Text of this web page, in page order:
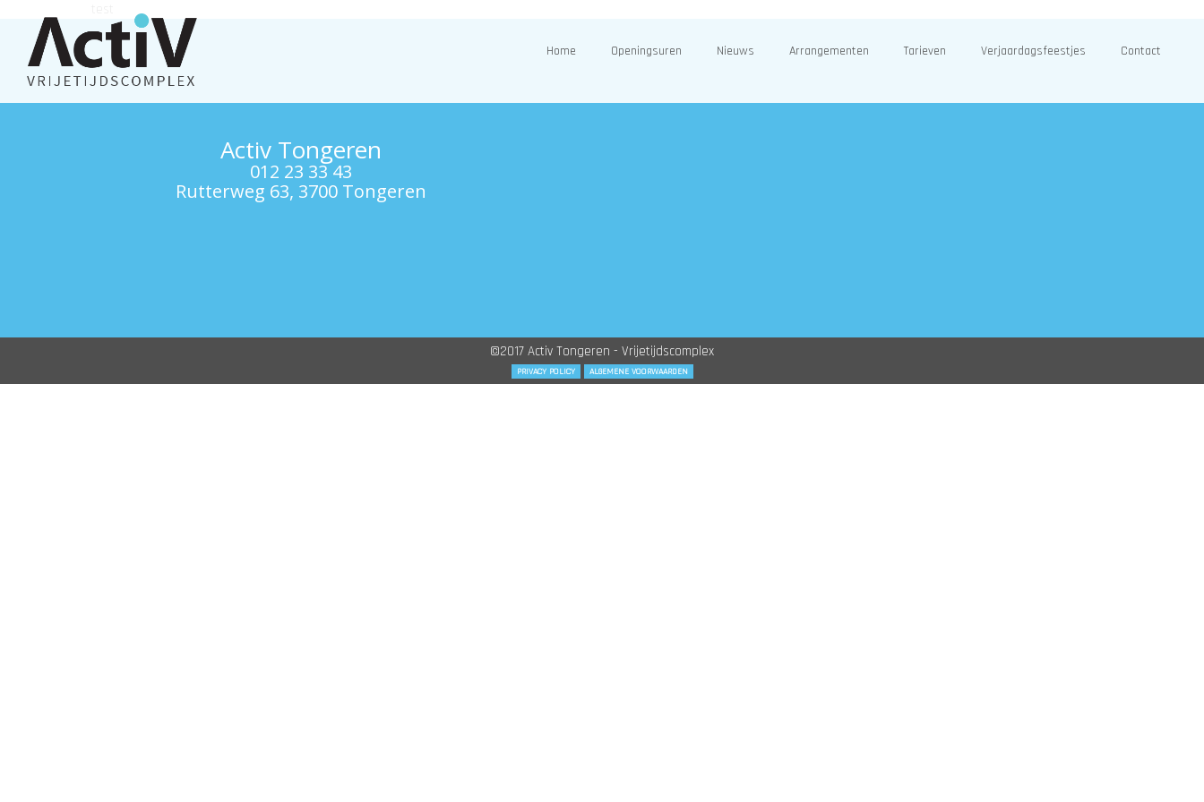
Home Openingsuren Nieuws Arrangementen Tarieven Verjaardagsfeestjes Contact
Activ Tongeren
012 23 33 43
Rutterweg 63, 3700 Tongeren
©2017 Activ Tongeren - Vrijetijdscomplex
PRIVACY POLICY ALGEMENE VOORWAARDEN